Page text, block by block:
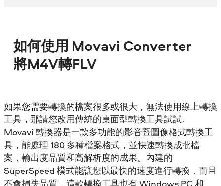
如何使用 Movavi Converter
將M4V轉FLV
如果您需要轉換的檔案很多或很大，無法使用線上轉換
工具，那請您改用傳統的桌面型轉換工具試試。
Movavi 轉換器是一款多功能的影音暨圖像格式轉換工
具，能處理 180 多種檔案格式，並快速轉換成批檔
案，輸出度品質和高解析度的成果。內建的
SuperSpeed 模式能讓您以最快的速度進行轉換，而且
不會損失品質。這款轉換工具也有 Windows PC 和